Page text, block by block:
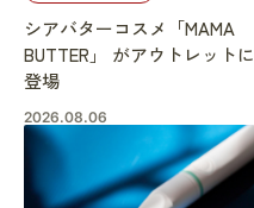
シアバターコスメ「MAMA
BUTTER」 がアウトレットに
登場
2026.08.06